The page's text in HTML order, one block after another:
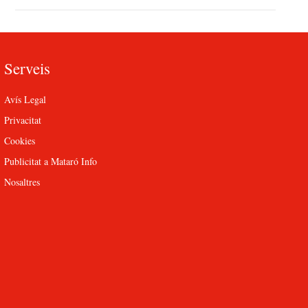
Serveis
Avís Legal
Privacitat
Cookies
Publicitat a Mataró Info
Nosaltres